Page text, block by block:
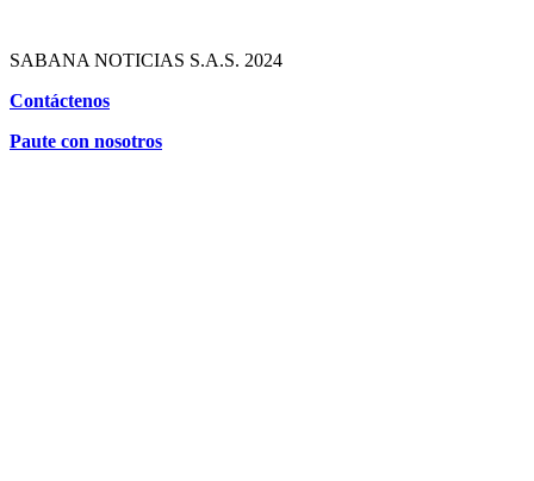
SABANA NOTICIAS S.A.S. 2024
Contáctenos
Paute con nosotros